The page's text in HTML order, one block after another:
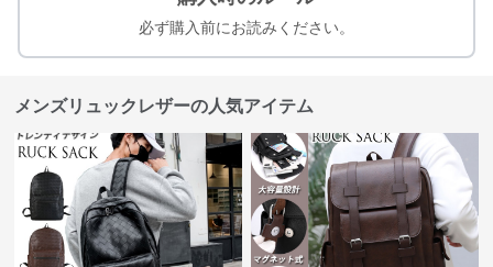
必ず購入前にお読みください。
メンズリュックレザーの人気アイテム